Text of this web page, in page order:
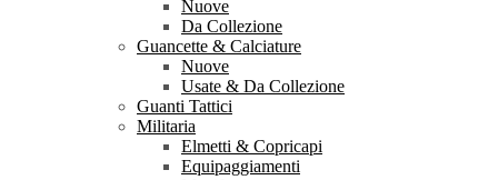
Nuove
Da Collezione
Guancette & Calciature
Nuove
Usate & Da Collezione
Guanti Tattici
Militaria
Elmetti & Copricapi
Equipaggiamenti